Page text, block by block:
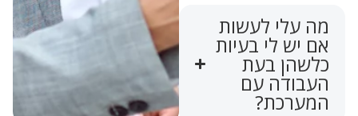
מה עלי לעשות
אם יש לי בעיות
כלשהן בעת
העבודה עם
המערכת?